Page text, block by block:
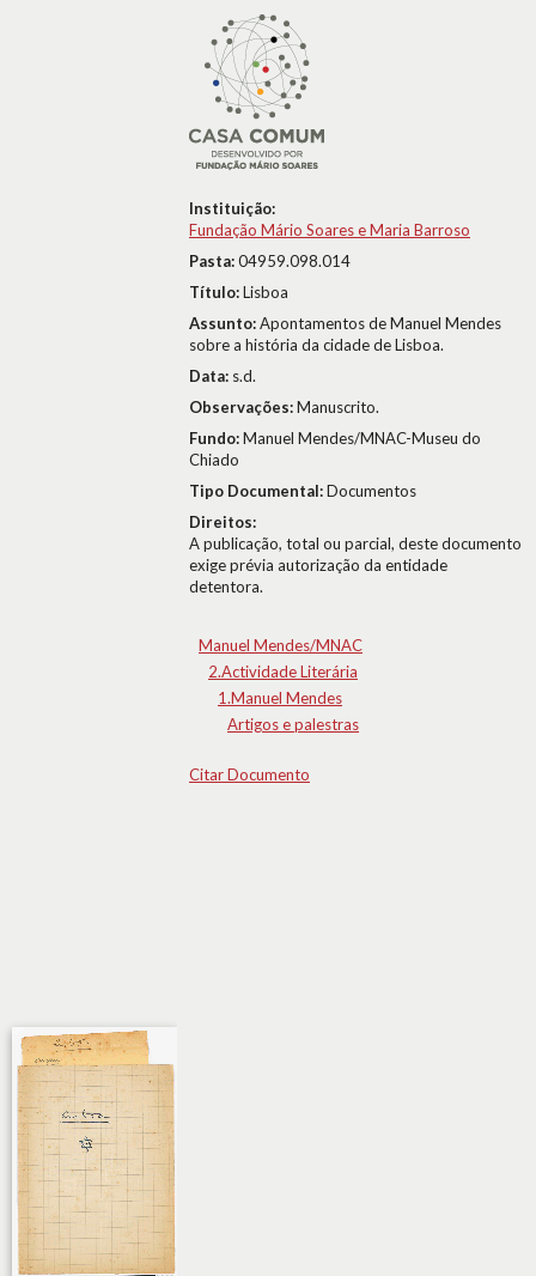
Instituição:
Fundação Mário Soares e Maria Barroso
Pasta:04959.098.014
Título:Lisboa
Assunto:Apontamentos de Manuel Mendes
sobre a história da cidade de Lisboa.
Data: s.d.
Observações:Manuscrito.
Fundo:Manuel Mendes/MNAC-Museu do
Chiado
Tipo Documental:Documentos
Direitos:
A publicação, total ou parcial, deste documento
exige prévia autorização da entidade
detentora.
Manuel Mendes/MNAC
2.Actividade Literária
1.Manuel Mendes
Artigos e palestras
Citar Documento